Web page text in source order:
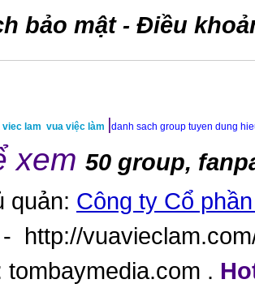
bảo mật - Điều
viec lam vua việc làm |danh sach group tuyen dung
xem 50 group,
quản: Công ty Cổ
- http://
tombaymedia.com .